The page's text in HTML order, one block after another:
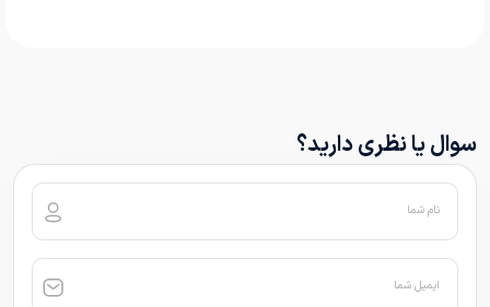
سوال یا نظری دارید؟
نام شما
ایمیل شما